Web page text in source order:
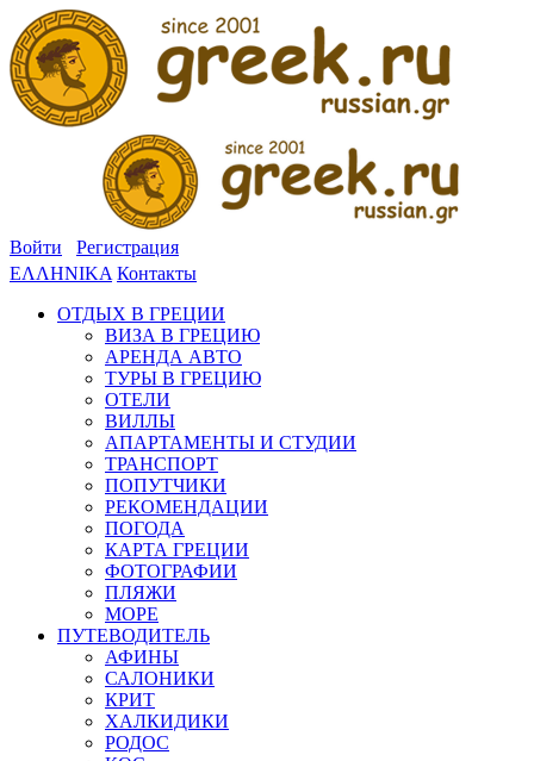
Войти
Регистрация
ΕΛΛΗΝΙΚΑ Контакты
ОТДЫХ В ГРЕЦИИ
ВИЗА В ГРЕЦИЮ
АРЕНДА АВТО
ТУРЫ В ГРЕЦИЮ
ОТЕЛИ
ВИЛЛЫ
АПАРТАМЕНТЫ И СТУДИИ
ТРАНСПОРТ
ПОПУТЧИКИ
РЕКОМЕНДАЦИИ
ПОГОДА
КАРТА ГРЕЦИИ
ФОТОГРАФИИ
ПЛЯЖИ
МОРЕ
ПУТЕВОДИТЕЛЬ
АФИНЫ
САЛОНИКИ
КРИТ
ХАЛКИДИКИ
РОДОС